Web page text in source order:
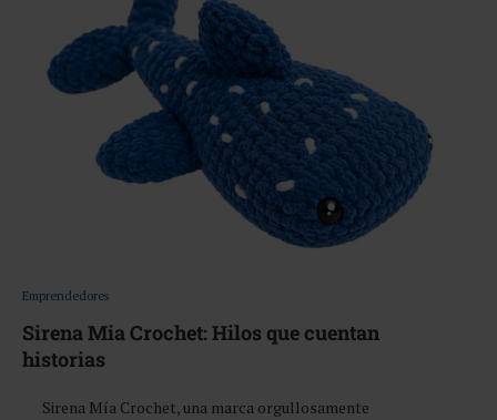
Emprendedores
Sirena Mia Crochet: Hilos que cuentan
historias
Sirena Mía Crochet, una marca orgullosamente